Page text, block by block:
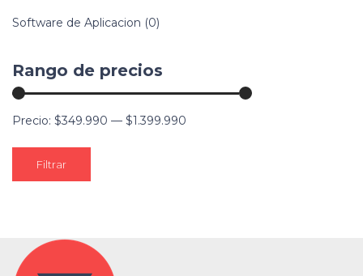
Software de Aplicacion (0)
Rango de precios
Filtrar
Precio: $349.990 — $1.399.990